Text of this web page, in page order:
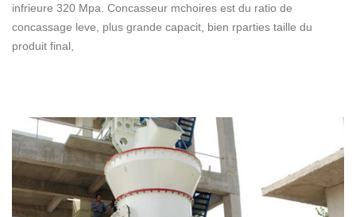
infrieure 320 Mpa. Concasseur mchoires est du ratio de
concassage leve, plus grande capacit, bien rparties taille du
produit final,